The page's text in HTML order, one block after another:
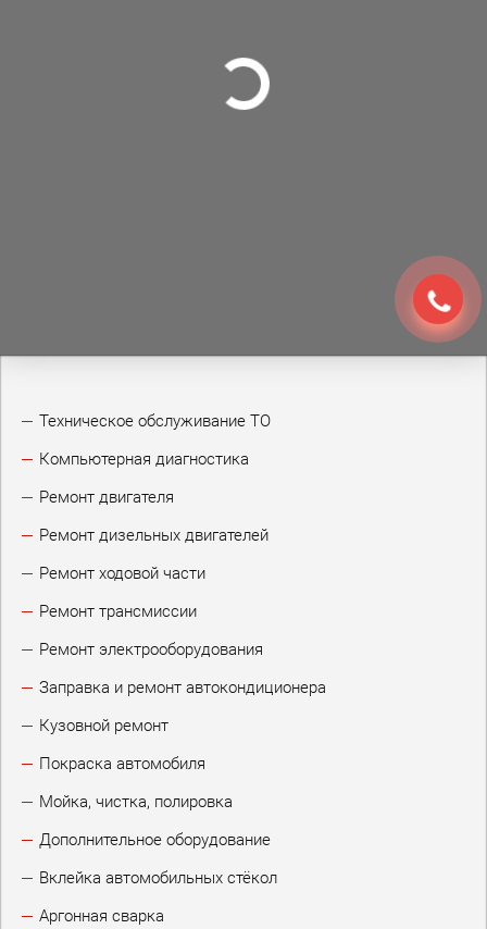
Техническое обслуживание ТО
Компьютерная диагностика
Ремонт двигателя
Ремонт дизельных двигателей
Ремонт ходовой части
Ремонт трансмиссии
Ремонт электрооборудования
Заправка и ремонт автокондиционера
Кузовной ремонт
Покраска автомобиля
Мойка, чистка, полировка
Дополнительное оборудование
Вклейка автомобильных стёкол
Аргонная сварка